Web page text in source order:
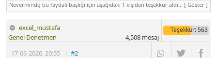
Nevermindg bu faydalı başlığı için aşağıdaki 1 kişiden teşekkür aldı... [ Göster ]
excel_mustafa
17-06-2020,20:55 |#2
Genel Denetmen
Teşekkür: 563
4,508mesaj